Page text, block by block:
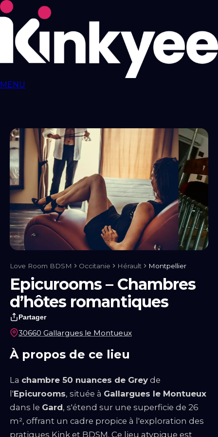
MENU
FranceNormandieNouvelle-AquitaineOccitaniePays-de-
la-Loire
Provence-Alpes-Côte-d'Azur
RESSOURCES
LIBERTINAGEClub
Libertin
NousLib Domination Maîtresse Dominatrice
Petite
Amie Virtuelle
Candy AI
MON COMPTE
ConnexionTableau de bord
ANNONCER SUR KINKYEE
Ajouter son hébergement coquin
Notre blog
Guides & Conseils
IA sexuelleKink & Fantasmes Univers
du BDSM
Rencontre & LibertinageEscapade Coquine
Suivez-nous
Liens utiles
BlogQui Sommes-Nous
Love Room BDSM Occitanie Hérault Montpellier
Epicurooms – Chambres
d’hôtes romantiques
Partager
30660 Gallargues le Montueux
À propos de ce lieu
La chambre 50 nuances de Grey de
l'Epicurooms, située à Gallargues le Montueux
dans le Gard, s'étend sur une superficie de 26
m², offrant un cadre propice à l'exploration des
pratiques Kink et BDSM. Ce lieu atypique est